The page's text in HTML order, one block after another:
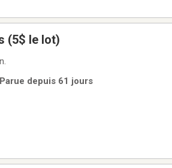
(5$ le lot)
depuis 61 jours